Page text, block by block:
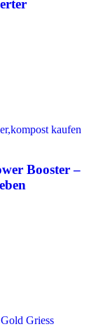
Booster –